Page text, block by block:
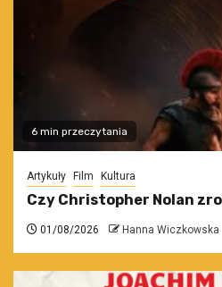
6 min przeczytania
Artykuły Film Kultura
Czy Christopher Nolan
01/08/2026 Hanna Wiczkowska